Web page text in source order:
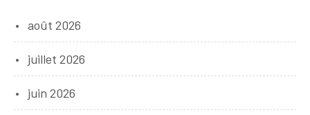
août 2026
juillet 2026
juin 2026